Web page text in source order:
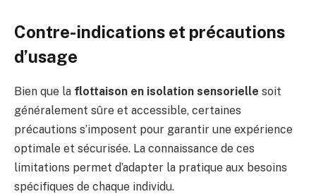
Contre-indications et précautions
d’usage
Bien que la flottaison en isolation sensorielle soit
généralement sûre et accessible, certaines
précautions s’imposent pour garantir une expérience
optimale et sécurisée. La connaissance de ces
limitations permet d’adapter la pratique aux besoins
spécifiques de chaque individu.